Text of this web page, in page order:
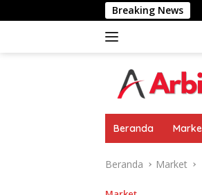
ke
Breaking News
BGN Bakal
Beranda
Beranda Market